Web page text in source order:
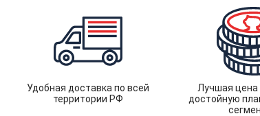
Удобная доставка по всей
территории РФ
Лучшая
достойную